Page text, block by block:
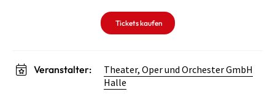
Tickets kaufen
Veranstalter:
Theater, Oper und Orchester GmbH
Halle